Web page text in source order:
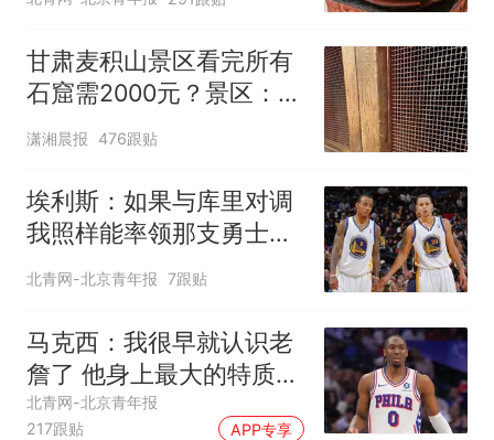
甘肃麦积山景区看完所有
石窟需2000元？景区：部
分石窟受特别保护，游客
潇湘晨报 476跟贴
埃利斯：如果与库里对调
我照样能率领那支勇士取
得现在的成就
北青网-北京青年报 7跟贴
马克西：我很早就认识老
詹了 他身上最大的特质就
是谦逊
北青网-北京青年报
217跟贴
APP专享